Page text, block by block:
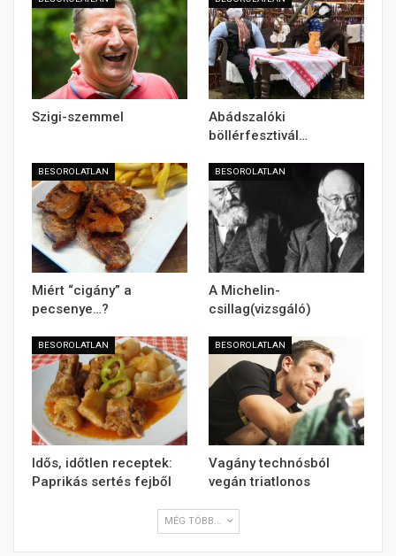
Szigi-szemmel
Abádszalóki
böllérfesztivál…
BESOROLATLAN
Miért “cigány” a
pecsenye…?
BESOROLATLAN
A Michelin-
csillag(vizsgáló)
BESOROLATLAN
Idős, időtlen receptek:
Paprikás sertés fejből
BESOROLATLAN
Vagány technósból
vegán triatlonos
MÉG TÖBB...